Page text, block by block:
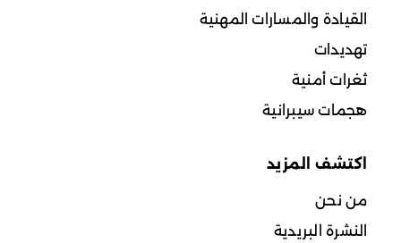
القيادة والمسارات المهنية
تهديدات
ثغرات أمنية
هجمات سيبرانية
اكتشف المزيد
من نحن
النشرة البريدية